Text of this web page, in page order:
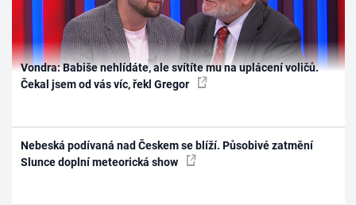
Vondra: Babiše nehlídáte, ale svítíte mu na uplácení voličů.
Čekal jsem od vás víc, řekl Gregor
Nebeská podívaná nad Českem se blíží. Působivé zatmění
Slunce doplní meteorická show